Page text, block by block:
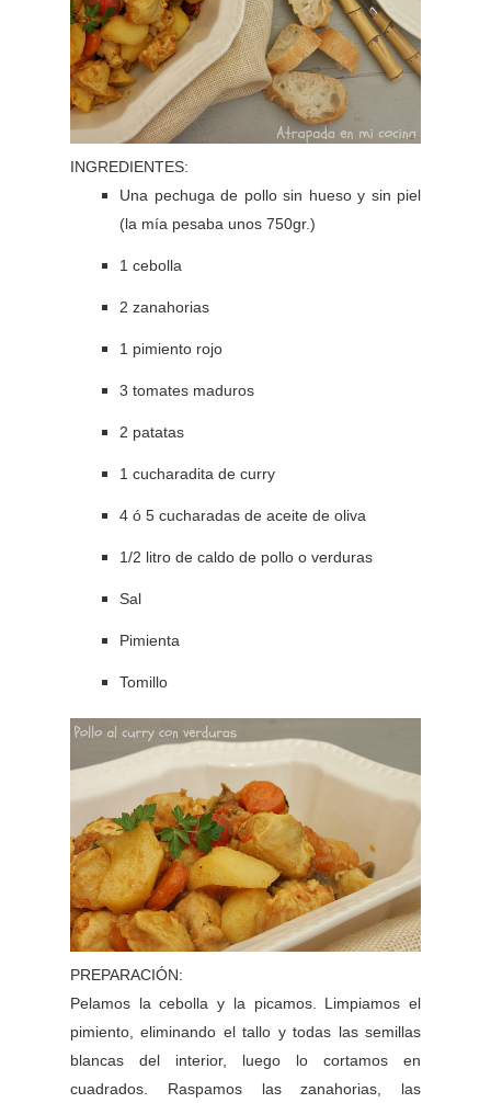
INGREDIENTES:
Una pechuga de pollo sin hueso y sin piel
(la mía pesaba unos 750gr.)
1 cebolla
2 zanahorias
1 pimiento rojo
3 tomates maduros
2 patatas
1 cucharadita de curry
4 ó 5 cucharadas de aceite de oliva
1/2 litro de caldo de pollo o verduras
Sal
Pimienta
Tomillo
PREPARACIÓN:
Pelamos la cebolla y la picamos. Limpiamos el
pimiento, eliminando el tallo y todas las semillas
blancas del interior, luego lo cortamos en
cuadrados. Raspamos las zanahorias, las